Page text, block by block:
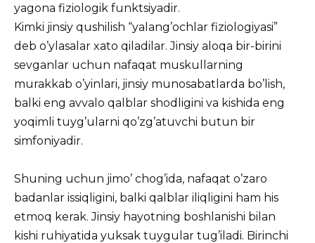
yagona fiziologik funktsiyadir.
Kimki jinsiy qushilish “yalang’ochlar fiziologiyasi”
deb o’ylasalar xato qiladilar. Jinsiy aloqa bir-birini
sevganlar uchun nafaqat muskullarning
murakkab o’yinlari, jinsiy munosabatlarda bo’lish,
balki eng avvalo qalblar shodligini va kishida eng
yoqimli tuyg’ularni qo’zg’atuvchi butun bir
simfoniyadir.
Shuning uchun jimo’ chog’ida, nafaqat o’zaro
badanlar issiqligini, balki qalblar iliqligini ham his
etmoq kerak. Jinsiy hayotning boshlanishi bilan
kishi ruhiyatida yuksak tuygular tug’iladi. Birinchi